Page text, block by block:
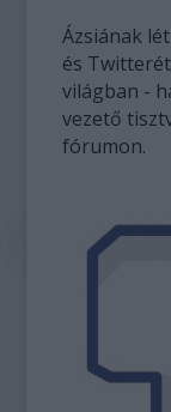
Ázsiának
és
világban -
vezető
fórumon.